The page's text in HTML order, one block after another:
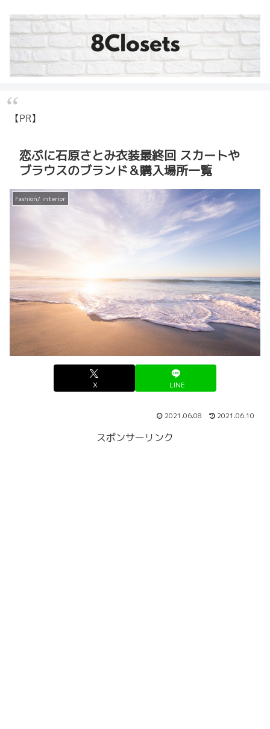
【PR】
恋ぷに石原さとみ衣装最終回 スカートや
ブラウスのブランド＆購入場所一覧
Fashion/ interior
X LINE
2021.06.08 2021.06.10
スポンサーリンク